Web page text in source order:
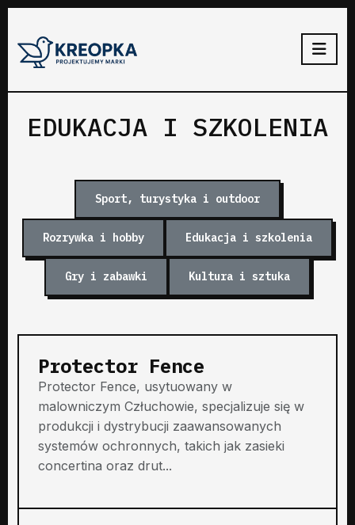
EDUKACJA I SZKOLENIA
Sport, turystyka i outdoor
Rozrywka i hobby Edukacja i szkolenia
Gry i zabawki Kultura i sztuka
Protector Fence
Protector Fence, usytuowany w
malowniczym Człuchowie, specjalizuje się w
produkcji i dystrybucji zaawansowanych
systemów ochronnych, takich jak zasieki
concertina oraz drut...